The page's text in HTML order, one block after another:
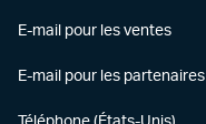
E-mail pour les ventes
E-mail pour les partenaires